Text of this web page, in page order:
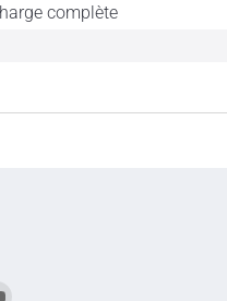
complète